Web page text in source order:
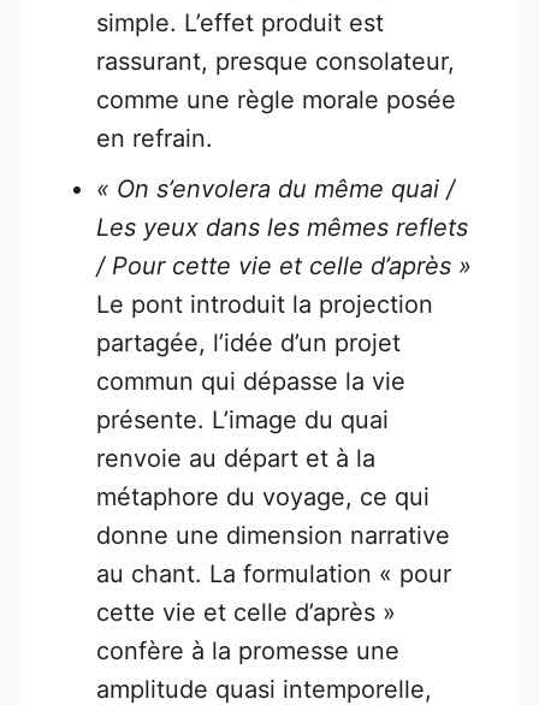
simple. L’effet produit est
rassurant, presque consolateur,
comme une règle morale posée
en refrain.
« On s’envolera du même quai /
Les yeux dans les mêmes reflets
/ Pour cette vie et celle d’après »
Le pont introduit la projection
partagée, l’idée d’un projet
commun qui dépasse la vie
présente. L’image du quai
renvoie au départ et à la
métaphore du voyage, ce qui
donne une dimension narrative
au chant. La formulation « pour
cette vie et celle d’après »
confère à la promesse une
amplitude quasi intemporelle,